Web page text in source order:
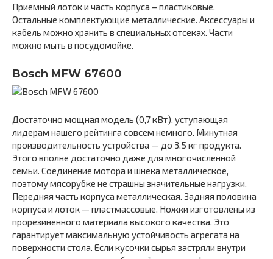
Приемный лоток и часть корпуса – пластиковые.
Остальные комплектующие металлические. Аксессуары и
кабель можно хранить в специальных отсеках. Части
можно мыть в посудомойке.
Bosch MFW 67600
Достаточно мощная модель (0,7 кВт), уступающая
лидерам нашего рейтинга совсем немного. Минутная
производительность устройства — до 3,5 кг продукта.
Этого вполне достаточно даже для многочисленной
семьи. Соединение мотора и шнека металлическое,
поэтому мясорубке не страшны значительные нагрузки.
Передняя часть корпуса металлическая. Задняя половина
корпуса и лоток — пластмассовые. Ножки изготовлены из
прорезиненного материала высокого качества. Это
гарантирует максимальную устойчивость агрегата на
поверхности стола. Если кусочки сырья застряли внутри